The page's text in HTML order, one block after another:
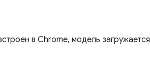
в Chrome, модель загружается